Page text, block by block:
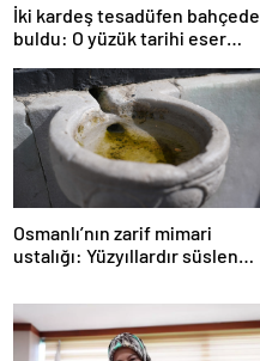
İki kardeş tesadüfen bahçede
buldu: O yüzük tarihi eser
Osmanlı’nın zarif mimari
ustalığı: Yüzyıllardır süslenen